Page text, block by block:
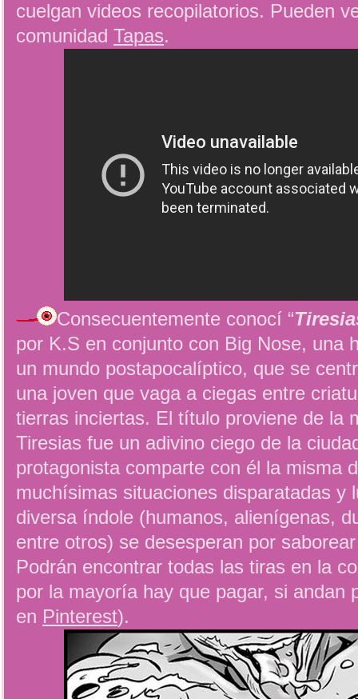
cuelgan videos recopilatorios. Pueden
comunidad Tapas.
Consecuentemente conocí “
por K.S en conjunto con Big Nose, una
un mundo postapocalíptico, que se
una joven que vaga a ciegas entre
tierras inciertas. El título proviene de la
Tiresias fue un adivino ciego de la
protagonista comparte con él la misma
muchísimas situaciones disparatadas y
diversa índole (humanos, alienígenas,
entre otros) se desesperan por
Podrán encontrar todas las tiras en la
por la mayoría hay que pagar, si andan
en Pinterest).